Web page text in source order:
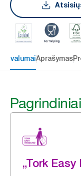
Aprašymas
„Tork